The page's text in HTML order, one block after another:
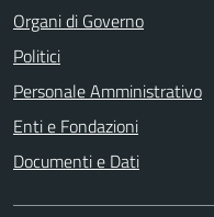
Organi di Governo
Politici
Personale Amministrativo
Enti e Fondazioni
Documenti e Dati